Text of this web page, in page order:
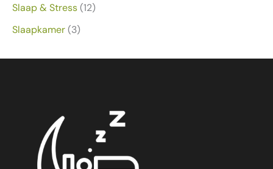
Slaap & Stress(12)
Slaapkamer(3)